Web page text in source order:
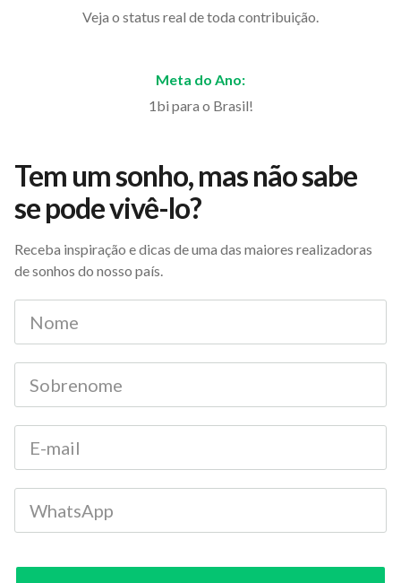
Veja o status real de toda contribuição.
Meta do Ano:
1bi para o Brasil!
Tem um sonho, mas não sabe
se pode vivê-lo?
Receba inspiração e dicas de uma das maiores realizadoras
de sonhos do nosso país.